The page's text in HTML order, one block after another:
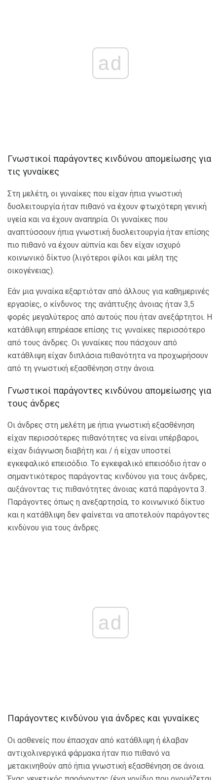
ad
Γνωστικοί παράγοντες κινδύνου απομείωσης για
τις γυναίκες
Στη μελέτη, οι γυναίκες που είχαν ήπια γνωστική
δυσλειτουργία ήταν πιθανό να έχουν φτωχότερη γενική
υγεία και να έχουν αναπηρία. Οι γυναίκες που
αναπτύσσουν ήπια γνωστική δυσλειτουργία ήταν επίσης
πιο πιθανό να έχουν αϋπνία και δεν είχαν ισχυρό
κοινωνικό δίκτυο (λιγότεροι φίλοι και μέλη της
οικογένειας).
Εάν μια γυναίκα εξαρτιόταν από άλλους για καθημερινές
εργασίες, ο κίνδυνος της ανάπτυξης άνοιας ήταν 3,5
φορές μεγαλύτερος από αυτούς που ήταν ανεξάρτητοι. Η
κατάθλιψη επηρέασε επίσης τις γυναίκες περισσότερο
από τους άνδρες. Οι γυναίκες που πάσχουν από
κατάθλιψη είχαν διπλάσια πιθανότητα να προχωρήσουν
από τη γνωστική εξασθένηση στην άνοια.
Γνωστικοί παράγοντες κινδύνου απομείωσης για
τους άνδρες
Οι άνδρες στη μελέτη με ήπια γνωστική εξασθένηση
είχαν περισσότερες πιθανότητες να είναι υπέρβαροι,
είχαν διάγνωση διαβήτη και / ή είχαν υποστεί
εγκεφαλικό επεισόδιο. Το εγκεφαλικό επεισόδιο ήταν ο
σημαντικότερος παράγοντας κινδύνου για τους άνδρες,
αυξάνοντας τις πιθανότητες άνοιας κατά παράγοντα 3.
Παράγοντες όπως η ανεξαρτησία, το κοινωνικό δίκτυο
και η κατάθλιψη δεν φαίνεται να αποτελούν παράγοντες
κινδύνου για τους άνδρες.
ad
Παράγοντες κινδύνου για άνδρες και γυναίκες
Οι ασθενείς που έπασχαν από κατάθλιψη ή έλαβαν
αντιχολινεργικά φάρμακα ήταν πιο πιθανό να
μετακινηθούν από ήπια γνωστική εξασθένηση σε άνοια.